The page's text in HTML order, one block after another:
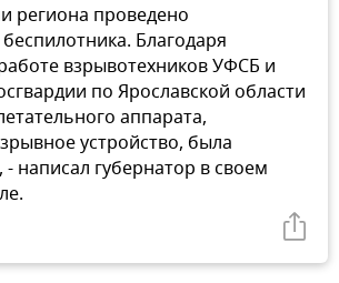
региона проведено
Благодаря
взрывотехников УФСБ и
по Ярославской области
аппарата,
устройство, была
написал губернатор в своем